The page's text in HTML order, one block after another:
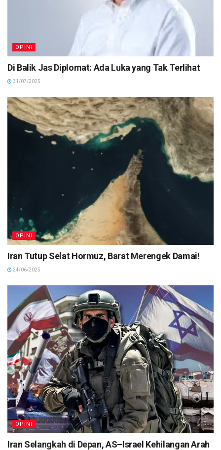
OPINI
Di Balik Jas Diplomat: Ada Luka yang Tak Terlihat
31/07/2025
OPINI
Iran Tutup Selat Hormuz, Barat Merengek Damai!
24/06/2025
OPINI
Iran Selangkah di Depan, AS–Israel Kehilangan Arah